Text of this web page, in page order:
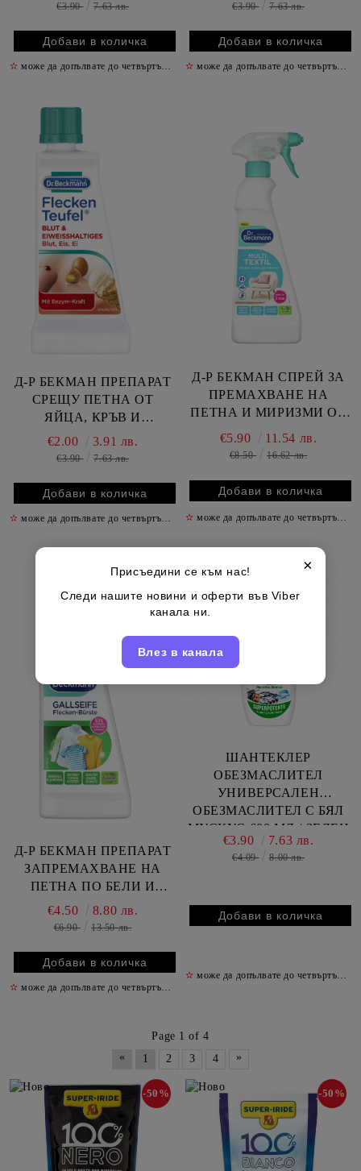
€3.90 7.63 лв.
✫ може да допълвате до четвъртък включително ✫
€3.90 7.63 лв.
✫ може да допълвате до четвъртък включително
Д-Р БЕКМАН ПРЕПАРАТ
СРЕЩУ ПЕТНА ОТ
ЯЙЦА, КРЪВ И
СЛАДОЛЕД 50 МЛ
€2.00 3.91 лв.
€3.90 7.63 лв.
✫ може да допълвате до четвъртък включително ✫
Д-Р БЕКМАН СПРЕЙ ЗА
ПРЕМАХВАНЕ НА
ПЕТНА И МИРИЗМИ ОТ
€5.90 11.54 лв.
€8.50 16.62 лв.
✫ може да допълвате до четвъртък включително
Д-Р БЕКМАН ПРЕПАРАТ
ЗАПРЕМАХВАНЕ НА
ПЕТНА ПО БЕЛИ И
ЦВЕТНИ ДРЕХИ С
АПЛИКАТОР 250 МЛ
€4.50 8.80 лв.
€6.90 13.50 лв.
✫ може да допълвате до четвъртък включително
ШАНТЕКЛЕР
ОБЕЗМАСЛИТЕЛ
УНИВЕРСАЛЕН
ОБЕЗМАСЛИТЕЛ С БЯЛ
МУСКУС 600 МЛ / ЗЕЛЕН
/
€3.90 7.63 лв.
€4.09 8.00 лв.
✫ може да допълвате до четвъртък включително
Page 1 of 4
«
1 2 3 4 »
-50% -50%
×
Присъедини се към нас!
Следи нашите новини и оферти във Viber
канала ни.
Влез в канала